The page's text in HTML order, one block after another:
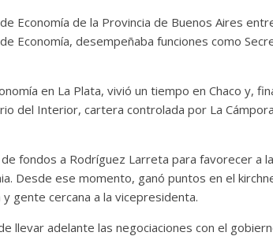
Economía de la Provincia de Buenos Aires
Economía, desempeñaba funciones como
en La Plata, vivió un tiempo en Chaco y,
del Interior, cartera controlada por La
fondos a Rodríguez Larreta para favorecer a la
Desde ese momento, ganó puntos en el
gente cercana a la vicepresidenta.
llevar adelante las negociaciones con el